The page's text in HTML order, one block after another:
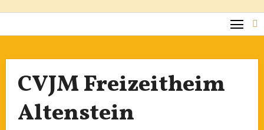
CVJM Freizeitheim
Altenstein